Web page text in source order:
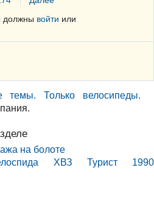
должны войти или
темы. Только велосипеды.
на болоте
ХВЗ Турист 1990